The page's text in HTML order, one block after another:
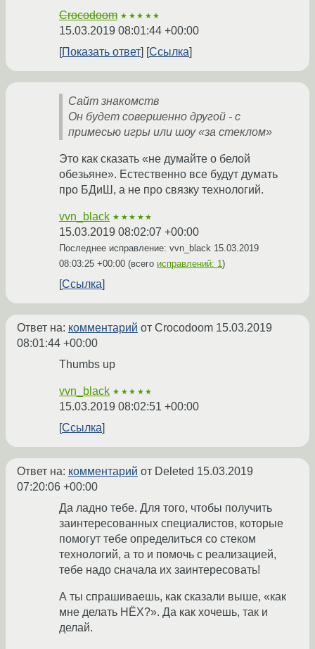
Crocodoom ★★★★★
15.03.2019 08:01:44 +00:00
Показать ответ
Ссылка
Сайт знакомств
Он будет совершенно другой - с
примесью игры или шоу «за стеклом»
Это как сказать «не думайте о белой
обезьяне». Естественно все будут думать
про БДиШ, а не про связку технологий.
vvn_black ★★★★★
15.03.2019 08:02:07 +00:00
Последнее исправление: vvn_black 15.03.2019
08:03:25 +00:00 (всего исправлений: 1)
Ссылка
Ответ на: комментарий от Crocodoom 15.03.2019
08:01:44 +00:00
Thumbs up
vvn_black ★★★★★
15.03.2019 08:02:51 +00:00
Ссылка
Ответ на: комментарий от Deleted 15.03.2019
07:20:06 +00:00
Да ладно тебе. Для того, чтобы получить
заинтересованных специалистов, которые
помогут тебе определиться со стеком
технологий, а то и помочь с реализацией,
тебе надо сначала их заинтересовать!
А ты спрашиваешь, как сказали выше, «как
мне делать НЁХ?». Да как хочешь, так и
делай.